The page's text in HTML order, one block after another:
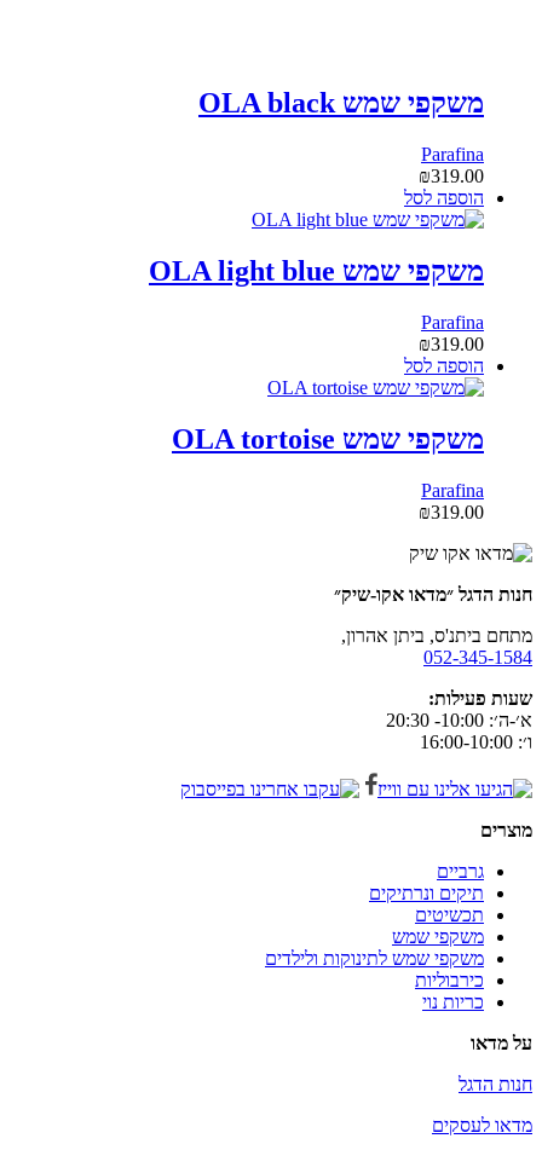
משקפי שמש OLA black
Parafina
₪319.00
הוספה לסל
משקפי שמש OLA light blue
Parafina
₪319.00
הוספה לסל
משקפי שמש OLA tortoise
Parafina
₪319.00
חנות הדגל ״מדאו אקו-שיק״
מתחם ביתנ'ס, ביתן אהרון,
052-345-1584
שעות פעילות:
א׳-ה׳: 10:00- 20:30
ו׳: 16:00-10:00
מוצרים
גרביים
תיקים ונרתיקים
תכשיטים
משקפי שמש
משקפי שמש לתינוקות ולילדים
כירבוליות
כריות נוי
על מדאו
חנות הדגל
מדאו לעסקים